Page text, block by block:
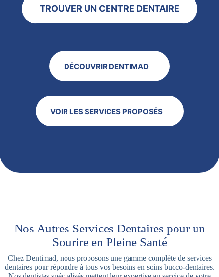
TROUVER UN CENTRE DENTAIRE
DÉCOUVRIR DENTIMAD
VOIR LES SERVICES PROPOSÉS
Nos Autres Services Dentaires pour un
Sourire en Pleine Santé
Chez Dentimad, nous proposons une gamme complète de services
dentaires pour répondre à tous vos besoins en soins bucco-dentaires.